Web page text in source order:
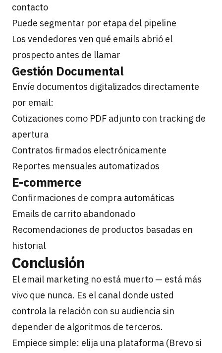
contacto
Puede segmentar por etapa del pipeline
Los vendedores ven qué emails abrió el
prospecto antes de llamar
Gestión Documental
Envíe documentos digitalizados directamente
por email:
Cotizaciones como PDF adjunto con tracking de
apertura
Contratos firmados electrónicamente
Reportes mensuales automatizados
E-commerce
Confirmaciones de compra automáticas
Emails de carrito abandonado
Recomendaciones de productos basadas en
historial
Conclusión
El email marketing no está muerto — está más
vivo que nunca. Es el canal donde usted
controla la relación con su audiencia sin
depender de algoritmos de terceros.
Empiece simple: elija una plataforma (Brevo si